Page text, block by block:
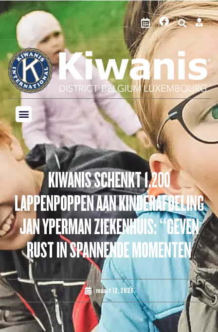
KIWANIS SCHENKT 1.200
LAPPENPOPPEN AAN KINDERAFDELING
JAN YPERMAN ZIEKENHUIS: “GEVEN
RUST IN SPANNENDE MOMENTEN
maart 12, 2026